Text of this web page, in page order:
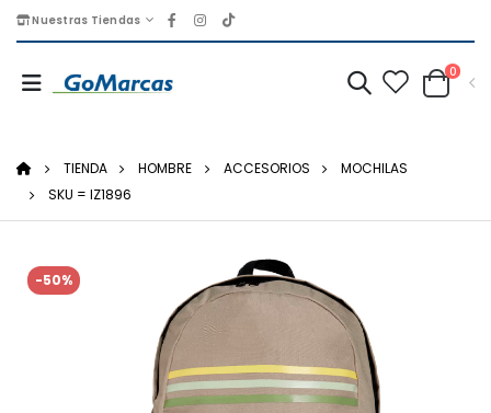
Nuestras Tiendas
0
TIENDA HOMBRE ACCESORIOS
MOCHILAS
SKU = IZ1896
-50%